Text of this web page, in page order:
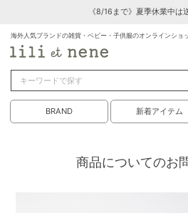
《8/16まで》夏季休業中は
海外人気ブランドの雑貨・ベビー・子供服のオンラインショ
BRAND 新着アイテム
商品についてのお